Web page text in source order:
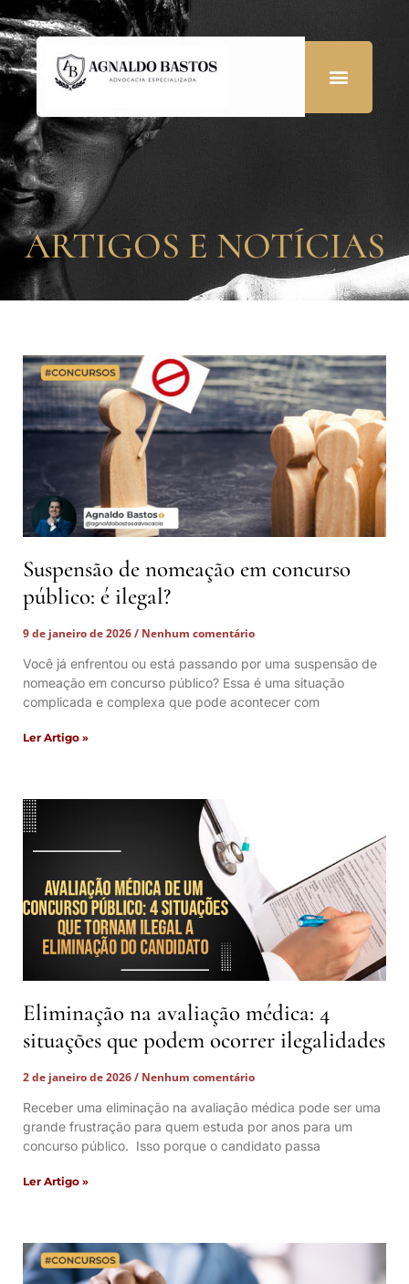
ARTIGOS E NOTÍCIAS
Suspensão de nomeação em concurso
público: é ilegal?
9 de janeiro de 2026
Nenhum comentário
Você já enfrentou ou está passando por uma suspensão de
nomeação em concurso público? Essa é uma situação
complicada e complexa que pode acontecer com
Ler Artigo »
Eliminação na avaliação médica: 4
situações que podem ocorrer ilegalidades
2 de janeiro de 2026
Nenhum comentário
Receber uma eliminação na avaliação médica pode ser uma
grande frustração para quem estuda por anos para um
concurso público. Isso porque o candidato passa
Ler Artigo »